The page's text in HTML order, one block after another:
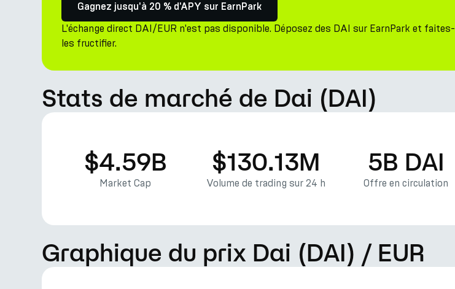
Gagnez jusqu'à 20 % d'APY sur EarnPark
L'échange direct DAI/EUR n'est pas disponible. Déposez des DAI sur EarnPark et faites-
les fructifier.
Stats de marché de Dai (DAI)
$4.59B
Market Cap
$130.13M
Volume de trading sur 24 h
5B DAI
Offre en circulation
Graphique du prix Dai (DAI) / EUR